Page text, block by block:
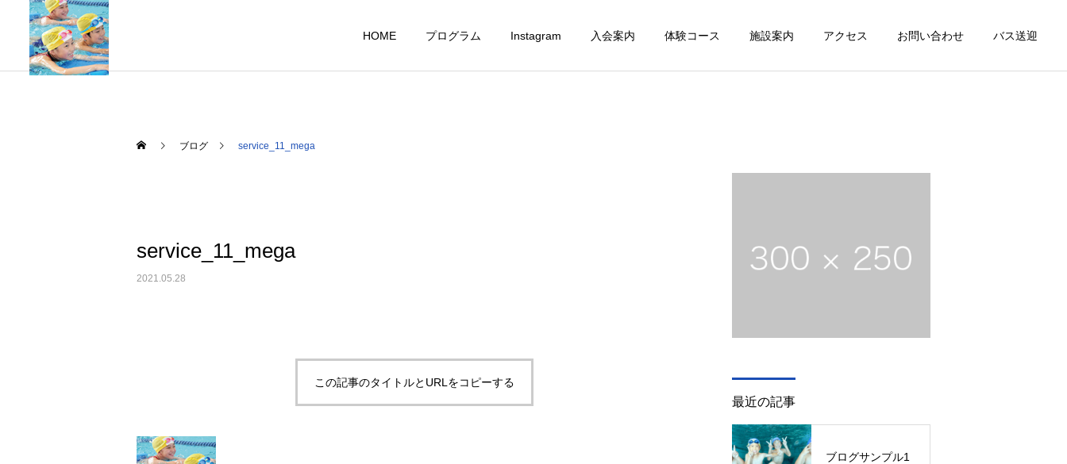
HOME プログラム Instagram 入会案内 体験コース 施設案内 アクセス お問い合わせ バス送迎
ブログ service_11_mega
service_11_mega
2021.05.28
この記事のタイトルとURLをコピーする
最近の記事
ブログサンプル1